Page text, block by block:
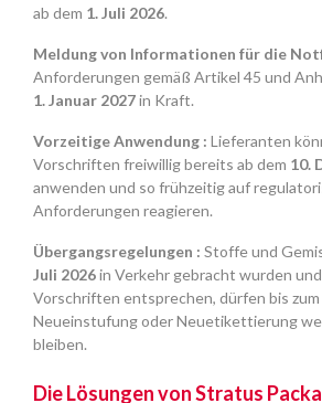
ab dem 1. Juli 2026.
Meldung von Informationen für die
Anforderungen gemäß Artikel 45 und
1. Januar 2027in Kraft.
Vorzeitige Anwendung : Lieferanten
Vorschriften freiwillig bereits ab dem 10.
anwenden und so frühzeitig auf
Anforderungen reagieren.
Übergangsregelungen : Stoffe und
Juli 2026in Verkehr gebracht wurden
Vorschriften entsprechen, dürfen bis zum
Neueinstufung oder Neuetikettierung
bleiben.
Die Lösungen von Stratus